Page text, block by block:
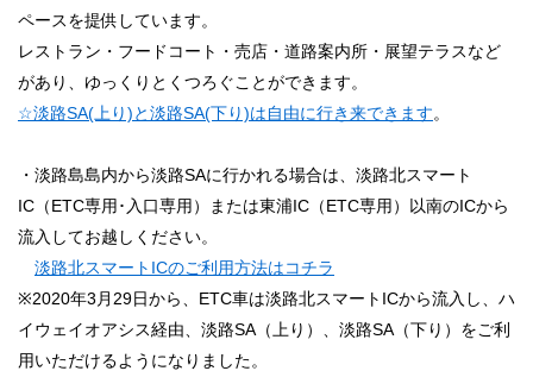
ペースを提供しています。
レストラン・フードコート・売店・道路案内所・展望テラスなど
があり、ゆっくりとくつろぐことができます。
☆淡路SA(上り)と淡路SA(下り)は自由に行き来できます。
・淡路島島内から淡路SAに行かれる場合は、淡路北スマート
IC（ETC専用･入口専用）または東浦IC（ETC専用）以南のICから
流入してお越しください。
淡路北スマートICのご利用方法はコチラ
※2020年3月29日から、ETC車は淡路北スマートICから流入し、ハ
イウェイオアシス経由、淡路SA（上り）、淡路SA（下り）をご利
用いただけるようになりました。